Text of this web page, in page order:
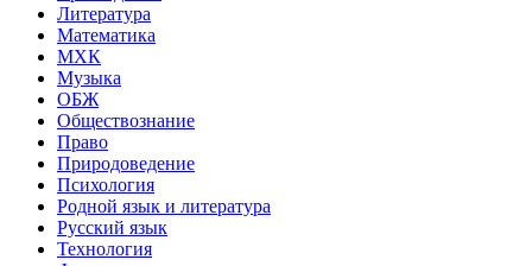
Литература
Математика
МХК
Музыка
ОБЖ
Обществознание
Право
Природоведение
Психология
Родной язык и литература
Русский язык
Технология